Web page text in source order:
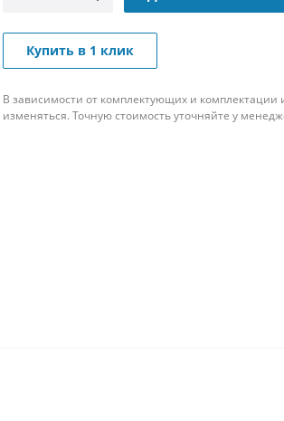
Купить в 1 клик
В зависимости от комплектующих и комплектации
изменяться. Точную стоимость уточняйте у